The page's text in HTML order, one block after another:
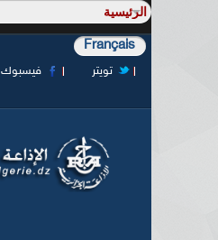
Français
فيسبوك
تويتر